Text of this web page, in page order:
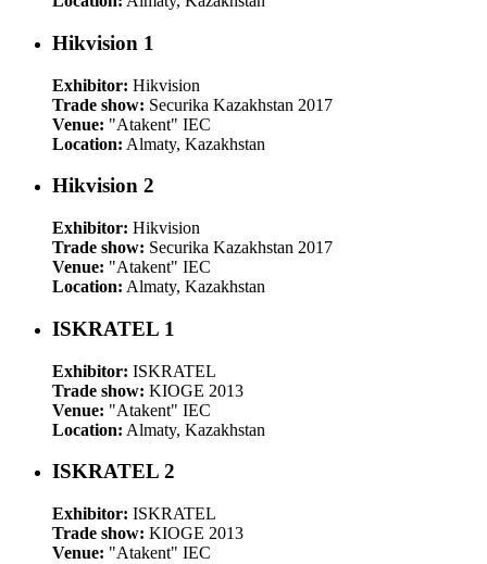
Hikvision 1
Exhibitor: Hikvision
Trade show: Securika Kazakhstan 2017
Venue: "Atakent" IEC
Location: Almaty, Kazakhstan
Hikvision 2
Exhibitor: Hikvision
Trade show: Securika Kazakhstan 2017
Venue: "Atakent" IEC
Location: Almaty, Kazakhstan
ISKRATEL 1
Exhibitor: ISKRATEL
Trade show: KIOGE 2013
Venue: "Atakent" IEC
Location: Almaty, Kazakhstan
ISKRATEL 2
Exhibitor: ISKRATEL
Trade show: KIOGE 2013
Venue: "Atakent" IEC